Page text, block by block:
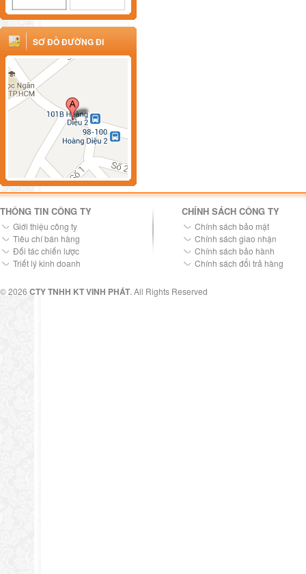
SƠ ĐỒ ĐƯỜNG ĐI
THÔNG TIN CÔNG TY
Giới thiệu công ty
Tiêu chí bán hàng
Đối tác chiến lược
Triết lý kinh doanh
CHÍNH SÁCH CÔNG TY
Chính sách bảo mật
Chính sách giao nhận
Chính sách bảo hành
Chính sách đổi trả hàng
© 2026 CTY TNHH KT VINH PHÁT. All Rights Reserved